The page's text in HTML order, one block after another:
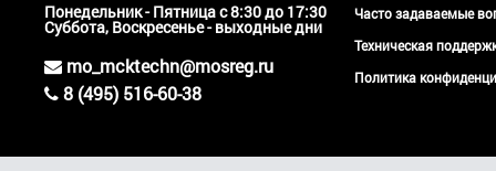
Понедельник - Пятница с 8:30 до 17:30
Суббота, Воскресенье - выходные дни
mo_mcktechn@mosreg.ru
8 (495) 516-60-38
Часто задаваемые
Техническая
Политика